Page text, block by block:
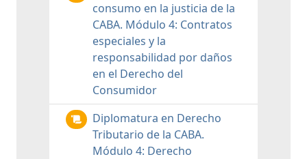
consumo en la justicia de la
CABA. Módulo 4: Contratos
especiales y la
responsabilidad por daños
en el Derecho del
Consumidor
Diplomatura en Derecho
Tributario de la CABA.
Módulo 4: Derecho